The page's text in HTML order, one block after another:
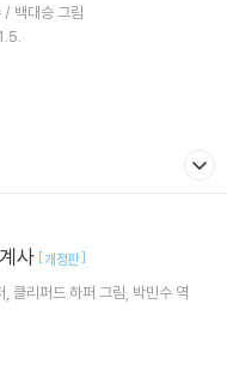
/ 백대승 그림
사 [개정판]
클리퍼드 하퍼 그림 박민수 역